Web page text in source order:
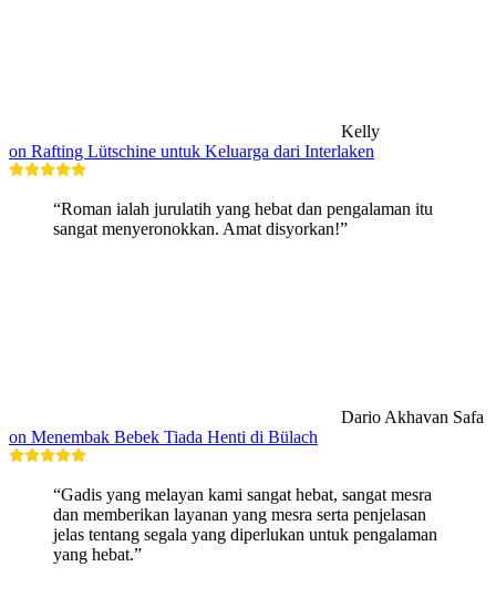
Kelly
on Rafting Lütschine untuk Keluarga dari Interlaken
“Roman ialah jurulatih yang hebat dan pengalaman itu
sangat menyeronokkan. Amat disyorkan!”
Dario Akhavan Safa
on Menembak Bebek Tiada Henti di Bülach
“Gadis yang melayan kami sangat hebat, sangat mesra
dan memberikan layanan yang mesra serta penjelasan
jelas tentang segala yang diperlukan untuk pengalaman
yang hebat.”